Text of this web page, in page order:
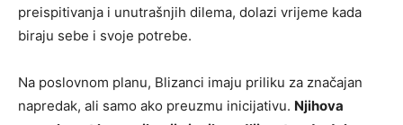
preispitivanja i unutrašnjih dilema, dolazi vrijeme kada
biraju sebe i svoje potrebe.
Na poslovnom planu, Blizanci imaju priliku za značajan
napredak, ali samo ako preuzmu inicijativu. Njihova